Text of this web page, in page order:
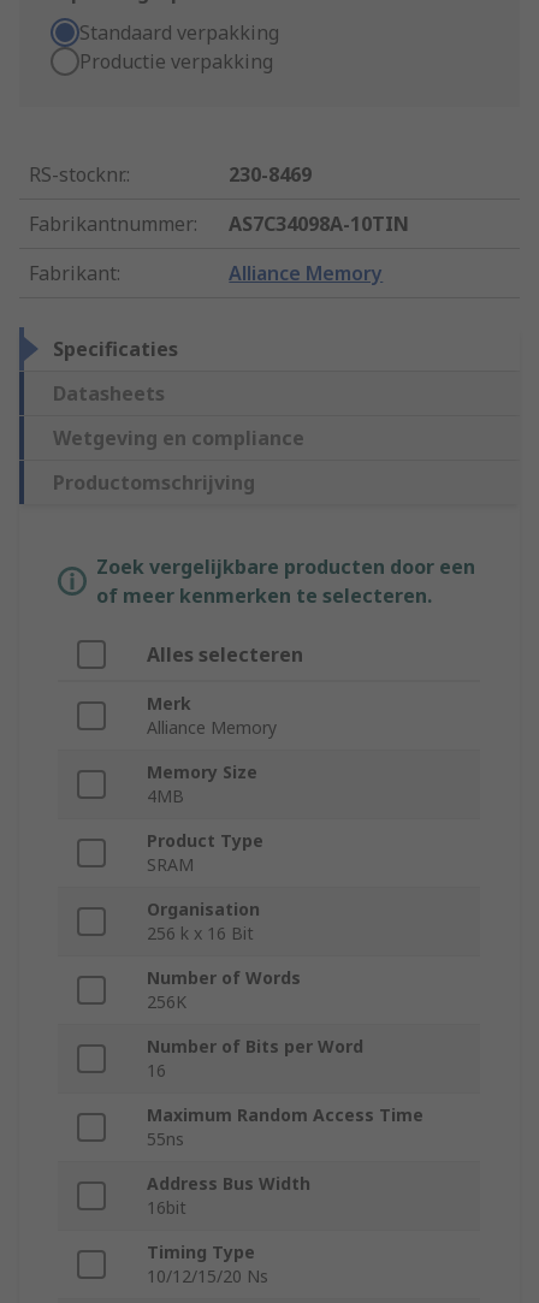
Standaard verpakking
Productie verpakking
RS-stocknr.:
230-8469
Fabrikantnummer:
AS7C34098A-10TIN
Fabrikant: Alliance Memory
Specificaties
Datasheets
Wetgeving en compliance
Productomschrijving
Zoek vergelijkbare producten door een
of meer kenmerken te selecteren.
Alles selecteren
Merk
Alliance Memory
Memory Size
4MB
Product Type
SRAM
Organisation
256 k x 16 Bit
Number of Words
256K
Number of Bits per Word
16
Maximum Random Access Time
55ns
Address Bus Width
16bit
Timing Type
10/12/15/20 Ns